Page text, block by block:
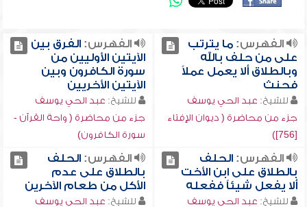
الفهرس:ما يترتب
على من حلف بالله
وبالطلاق ألا يعمل عملاً
فحنث
للشيخ: عبد الحي يوسف
جزء من محاضرة ( ديوان الإفتاء
[756])
الفهرس:الفرق بين
الآيتين الأوليين من
سورة الكافرون وبين
الآيتين الأخريين
للشيخ: عبد الحي يوسف
جزء من محاضرة ( واحة القرآن -
سورة الكافرون)
الفهرس:الحلف
بالطلاق على ابن الأخت
ألا يفعل شيئاً ففعله
للشيخ: عبد الحي يوسف
الفهرس:الحلف
بالطلاق على عدم
الأكل من طعام الآخرين
للشيخ: عبد الحي يوسف